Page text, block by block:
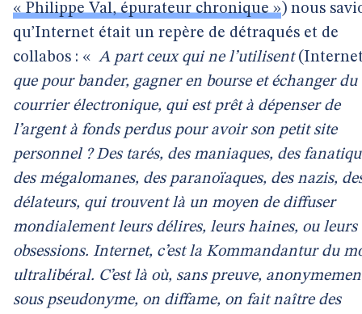
« Philippe Val, épurateur chronique ») nous
qu’Internet était un repère de détraqués et de
collabos : « A part ceux qui ne l’utilisent
que pour bander, gagner en bourse et échanger du
courrier électronique, qui est prêt à dépenser de
l’argent à fonds perdus pour avoir son petit site
personnel ? Des tarés, des maniaques, des
des mégalomanes, des paranoïaques, des nazis,
délateurs, qui trouvent là un moyen de diffuser
mondialement leurs délires, leurs haines, ou leurs
obsessions. Internet, c’est la Kommandantur du
ultralibéral. C’est là où, sans preuve,
sous pseudonyme, on diffame, on fait naître des